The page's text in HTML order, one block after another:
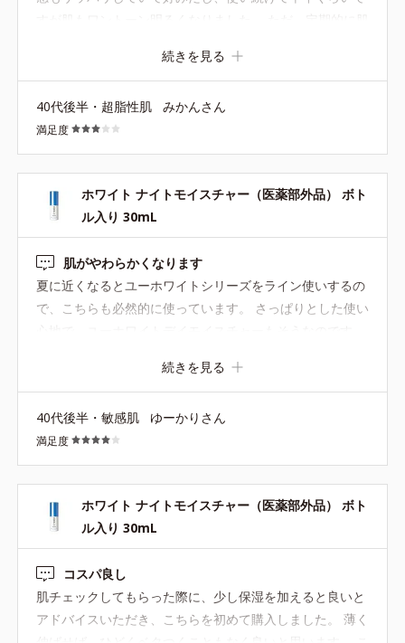
に⋯。 この商品のせいってより元々の体質で肌荒れしやす
せいでくれてたんだろうなぁ。 このまま使い続けて美白を
したいところですが、肌荒れも嫌なのでユーに戻します。
続きを見る
40代後半・超脂性肌 みかんさん
満足度
ホワイト ナイトモイスチャー（医薬部外品） ボト
ル入り 30mL
肌がやわらかくなります
夏に近くなるとユーホワイトシリーズをライン使いするの
で、こちらも必然的に使っています。 さっぱりとした使い
が、個人的には夏にはこちらのほうがべたつかないです
☆
続きを見る
40代後半・敏感肌 ゆーかりさん
満足度
ホワイト ナイトモイスチャー（医薬部外品） ボト
ル入り 30mL
コスパ良し
肌チェックしてもらった際に、少し保湿を加えると良いと
アドバイスいただき、こちらを初めて購入しました。 薄く